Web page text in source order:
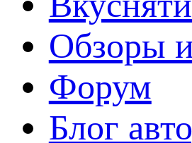
Обзоры
Форум
Блог